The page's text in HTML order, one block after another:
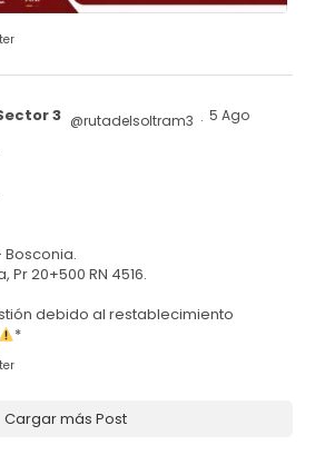
3 @rutadelsoltram3 · 5 Ago
Bosconia.
Pr 20+500 RN 4516.
debido al restablecimiento
*
Cargar más Post